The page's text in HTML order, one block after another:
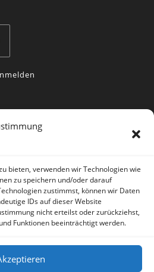
bieten, verwenden wir Technologien wie
zu speichern und/oder darauf
zustimmst, können wir Daten
IDs auf dieser Website
nicht erteilst oder zurückziehst,
Funktionen beeinträchtigt werden.